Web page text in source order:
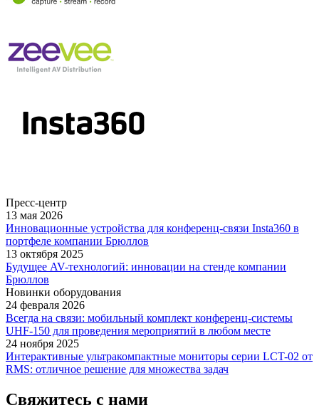
Пресс-центр
13 мая 2026
Инновационные устройства для конференц-связи Insta360 в
портфеле компании Брюллов
13 октября 2025
Будущее AV-технологий: инновации на стенде компании
Брюллов
Новинки оборудования
24 февраля 2026
Всегда на связи: мобильный комплект конференц-системы
UHF-150 для проведения мероприятий в любом месте
24 ноября 2025
Интерактивные ультракомпактные мониторы серии LCT-02 от
RMS: отличное решение для множества задач
Свяжитесь с нами